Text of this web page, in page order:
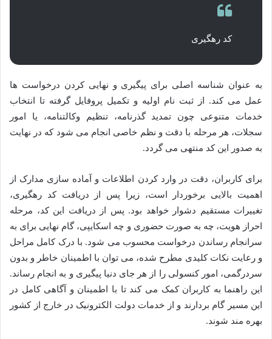
کد رهگیری
به عنوان شناسه اصلی برای پیگیری و نهایی کردن درخواست ها
عمل می کند. از ثبت نام اولیه و تکمیل پروفایل گرفته تا انتخاب
خدمات متنوعی چون تمدید گذرنامه، تنظیم وکالتنامه، یا امور
سجلات، هر مرحله با دقت و نظم خاصی انجام می شود که در نهایت
به صدور این کد منتهی می گردد.
برای کاربران، دقت در وارد کردن اطلاعات و آماده سازی مدارک از
اهمیت بالایی برخوردار است، زیرا پس از دریافت کد رهگیری،
تغییرات مستقیم دشوار خواهد بود. پس از دریافت این کد، مرحله
احراز هویت، چه به صورت حضوری و چه اسکایپی، گام نهایی برای به
سرانجام رساندن درخواست محسوب می شود. با درک کامل مراحل
و رعایت نکات کلیدی مطرح شده، می توان با اطمینان خاطر و بدون
سردرگمی، امور کنسولی را از هر جای دنیا پیگیری و به انجام رساند.
این راهنما به کاربران کمک می کند تا با اطمینان و آگاهی کامل در
این مسیر گام بردارند و از خدمات دولت الکترونیک در خارج از کشور
بهره مند شوند.